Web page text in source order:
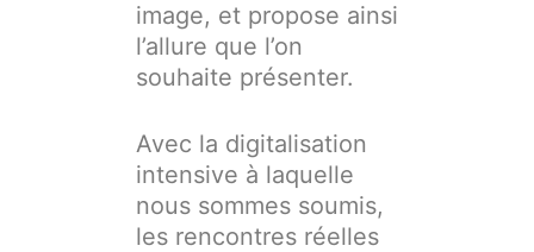
image, et propose ainsi
l’allure que l’on
souhaite présenter.
Avec la digitalisation
intensive à laquelle
nous sommes soumis,
les rencontres réelles